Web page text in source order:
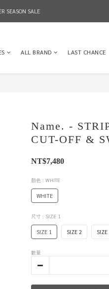
SEASON SALE
SEASON SALE
SEASON SALE
ALL BRAND LAST CHANCE
Name. -
CUT-OFF &
NT$7,480
顏色 : WHITE
WHITE
尺寸 : SIZE 1
SIZE 1 SIZE 2 SIZE
數量